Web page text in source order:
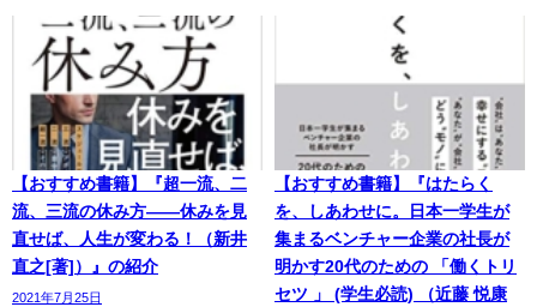
【おすすめ書籍】『超一流、二
流、三流の休み方――休みを見
直せば、人生が変わる！（新井
直之[著]）』の紹介
2021年7月25日
【おすすめ書籍】『はたらく
を、しあわせに。日本一学生が
集まるベンチャー企業の社長が
明かす20代のための 「働くトリ
セツ 」 (学生必読) （近藤 悦康